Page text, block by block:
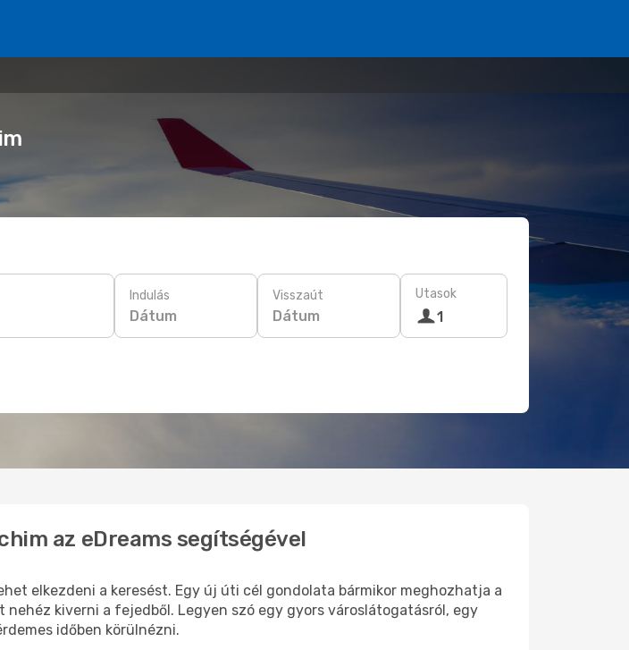
Indulás
Dátum
Visszaút
Dátum
Utasok
1
az eDreams segítségével
elkezdeni a keresést. Egy új úti cél gondolata bármikor meghozhatja a
kiverni a fejedből. Legyen szó egy gyors városlátogatásról, egy
időben körülnézni.